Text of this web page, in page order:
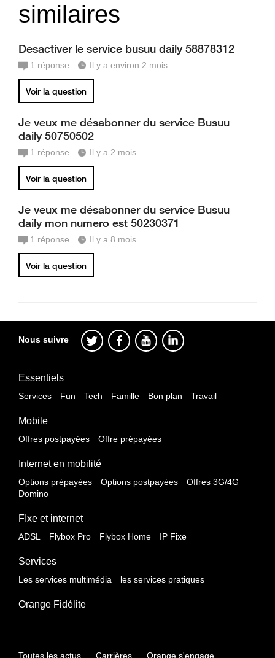
similaires
Desactiver le service busuu daily 58878312
1 réponse Il y a environ 2 mois
Voir la question
Je veux me désabonner du service Busuu
daily 50750502
1 réponse Il y a 2 mois
Voir la question
Je veux me désabonner du service Busuu
daily mon numero est 50230371
1 réponse Il y a 8 mois
Voir la question
Nous suivre
Essentiels
Services Fun Tech Famille Bon plan Travail
Mobile
Offres postpayées Offre prépayées
Internet en mobilité
Options prépayées Options postpayées
Offres 3G/4G
Domino
FIxe et internet
ADSL Flybox Pro Flybox Home IP Fixe
Services
Les services multimédia les services pratiques
Orange Fidélite
Toutes les actus Carrières Orange s'engage